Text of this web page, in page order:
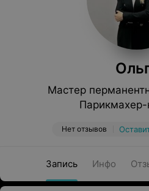
Мастер
Парикмахер-
Нет отзывов
Запись Инфо